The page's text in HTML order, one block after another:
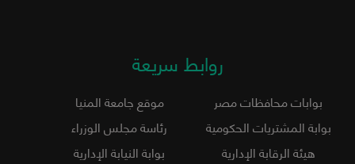
روابط سريعة
بوابات محافظات مصر
موقع جامعة المنيا
بوابة المشتريات الحكومية
رئاسة مجلس الوزراء
هيئة الرقابة الإدارية
بوابة النيابة الإدارية